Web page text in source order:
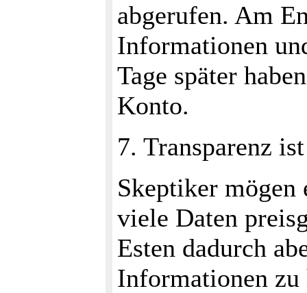
abgerufen. Am
Informationen
Tage später
Konto.
7. Transparenz
Skeptiker mögen
viele Daten
Esten dadurch
Informationen zu